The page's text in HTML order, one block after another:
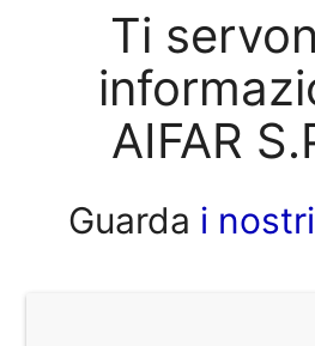
Ti
AIFAR
Guarda i